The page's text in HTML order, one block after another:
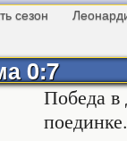
сезон
0:7
Победа в